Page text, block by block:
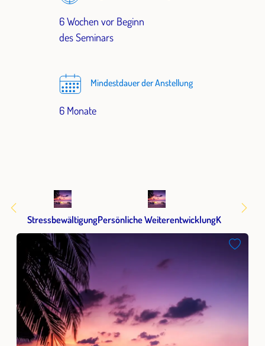
6 Wochen vor Beginn
des Seminars
Mindestdauer der Anstellung
6 Monate
StressbewältigungPersönliche Weiterentwicklung